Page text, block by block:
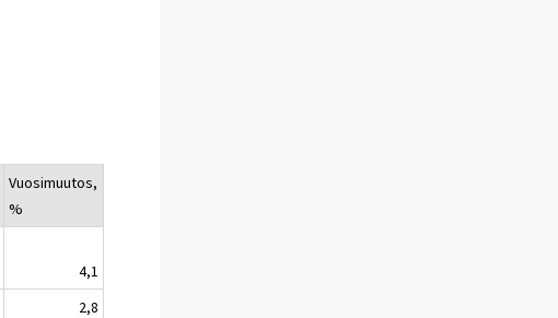
Vuosimuutos,
%
4,1
2,8